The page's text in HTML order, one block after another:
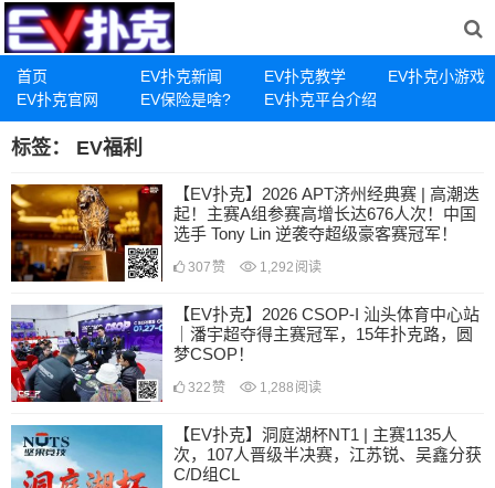
首页 EV扑克新闻 EV扑克教学
EV扑克小游戏
EV扑克官网
EV保险是啥? EV扑克平台介绍
标签： EV福利
【EV扑克】2026 APT济州经典赛 | 高潮迭
起！主赛A组参赛高增长达676人次！中国
选手 Tony Lin 逆袭夺超级豪客赛冠军！
307 赞 1,292 阅读
【EV扑克】2026 CSOP-I 汕头体育中心站
｜潘宇超夺得主赛冠军，15年扑克路，圆
梦CSOP！
322 赞 1,288 阅读
【EV扑克】洞庭湖杯NT1 | 主赛1135人
次，107人晋级半决赛，江苏锐、吴鑫分获
C/D组CL